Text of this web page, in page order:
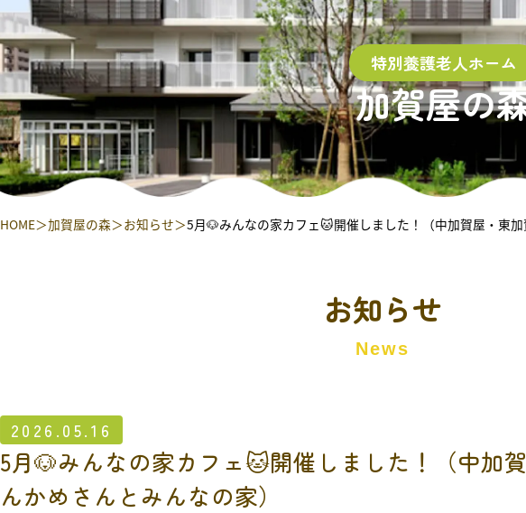
特別養護老人ホーム
加賀屋の
HOME 加賀屋の森 お知らせ 5月🐶みんなの家カフェ🐱開催しました！（中加賀屋・東
お知らせ
News
2026.05.16
5月🐶みんなの家カフェ🐱開催しました！（中加
んかめさんとみんなの家）